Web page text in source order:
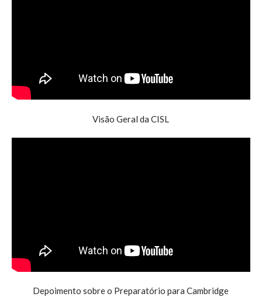
Visão Geral da CISL
Depoimento sobre o Preparatório para Cambridge